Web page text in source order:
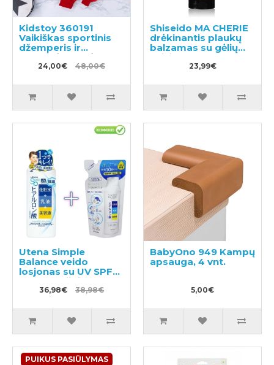
Kidstoy 360191
Vaikiškas sportinis
džemperis ir
sportinės kelnės
24,00€ 48,00€
Shiseido MA CHERIE
drėkinantis plaukų
balzamas su gėlių
vaisių kvapu 180g
23,99€
Utena Simple
Balance veido
losjonas su UV SPF5
220ml + užpildu
200ml36,98€ 38,98€
BabyOno 949 Kampų
apsauga, 4 vnt.
5,00€
PUIKUS PASIŪLYMAS